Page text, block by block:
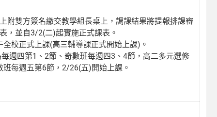
附雙方簽名繳交教學組長桌上，調課結果將提報排課審
，並自3/2(二)起實施正式課表。
校正式上課(高三輔導課正式開始上課)。
週四第1、2節、奇數班每週四3、4節，高二多元選修
每週五第6節，2/26(五)開始上課。